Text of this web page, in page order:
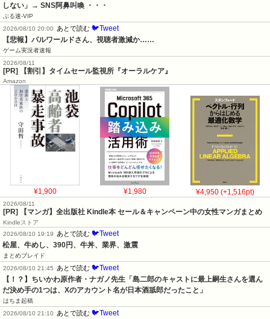
しない」→ SNS阿鼻叫喚 ・・・
ぶる速-VIP
2026/08/10 20:00 あとで読む 🐦Tweet
【悲報】パルワールドさん、視聴者激減か……
ゲーム実況者速報
2026/08/11
[PR] 【割引】タイムセール監視所『オーラルケア』
Amazon
¥1,900 ¥1,980 ¥4,950 (+1,516pt)
2026/08/11
[PR] 【マンガ】全出版社 Kindle本 セール＆キャンペーン中の女性マンガまとめ
Kindleストア
2026/08/10 19:19
あとで読む 🐦Tweet
松屋、牛めし、390円、牛丼、業界、激震
まとめブレイド
2026/08/10 21:45
あとで読む 🐦Tweet
【！？】ちいかわ原作者・ナガノ先生「島二郎のキャストに最上嗣生さんを選ん
だ決め手の1つは、Xのアカウント名が日本酒舐郎だったこと」
はちま起稿
2026/08/10 21:10
あとで読む 🐦Tweet